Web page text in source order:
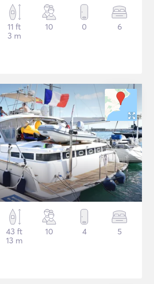
11 ft
3 m
10 0 6
43 ft
13 m
10 4 5